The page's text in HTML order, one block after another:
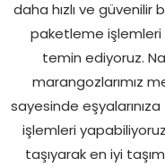
daha hızlı ve güvenilir
paketleme
temin ediyoruz.
marangozlarımız
sayesinde
işlemleri
taşıyarak en iyi